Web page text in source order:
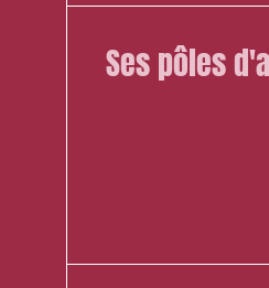
Ses pôles